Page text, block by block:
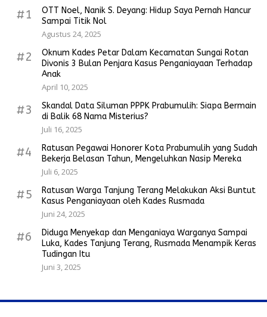
#1
OTT Noel, Nanik S. Deyang: Hidup Saya Pernah Hancur
Sampai Titik Nol
Agustus 24, 2025
#2
Oknum Kades Petar Dalam Kecamatan Sungai Rotan
Divonis 3 Bulan Penjara Kasus Penganiayaan Terhadap
Anak
April 10, 2025
#3
Skandal Data Siluman PPPK Prabumulih: Siapa Bermain
di Balik 68 Nama Misterius?
Juli 16, 2025
#4
Ratusan Pegawai Honorer Kota Prabumulih yang Sudah
Bekerja Belasan Tahun, Mengeluhkan Nasip Mereka
Juli 6, 2025
#5
Ratusan Warga Tanjung Terang Melakukan Aksi Buntut
Kasus Penganiayaan oleh Kades Rusmada
Juni 24, 2025
#6
Diduga Menyekap dan Menganiaya Warganya Sampai
Luka, Kades Tanjung Terang, Rusmada Menampik Keras
Tudingan Itu
Juni 3, 2025